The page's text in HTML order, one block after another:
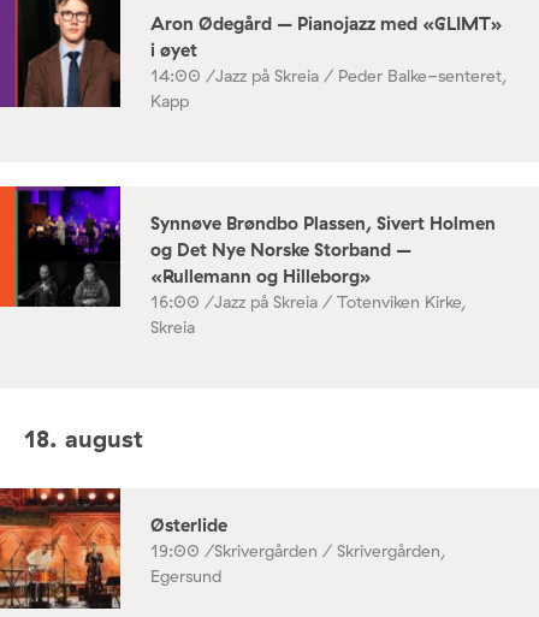
Aron Ødegård – Pianojazz med «GLIMT»
i øyet
14:00 /Jazz på Skreia / Peder Balke-senteret,
Kapp
Synnøve Brøndbo Plassen, Sivert Holmen
og Det Nye Norske Storband –
«Rullemann og Hilleborg»
16:00 /Jazz på Skreia / Totenviken Kirke,
Skreia
18. august
Østerlide
19:00 /Skrivergården / Skrivergården,
Egersund